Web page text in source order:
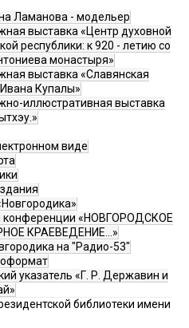
Ламанова - модельер
выставка «Центр духовной
республики: к 920 - летию со
монастыря»
выставка «Славянская
Купалы»
иллюстративная выставка
виде
конференции «НОВГОРОДСКОЕ
КРАЕВЕДЕНИЕ...»
на "Радио-53"
указатель «Г. Р. Державин и
библиотеки имени